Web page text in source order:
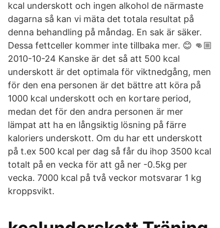
kcal underskott och ingen alkohol de närmaste
dagarna så kan vi mäta det totala resultat på
denna behandling på måndag. En sak är säker.
Dessa fettceller kommer inte tillbaka mer. 😊 👊🏼
2010-10-24 Kanske är det så att 500 kcal
underskott är det optimala för viktnedgång, men
för den ena personen är det bättre att köra på
1000 kcal underskott och en kortare period,
medan det för den andra personen är mer
lämpat att ha en långsiktig lösning på färre
kaloriers underskott. Om du har ett underskott
på t.ex 500 kcal per dag så får du ihop 3500 kcal
totalt på en vecka för att gå ner -0.5kg per
vecka. 7000 kcal på två veckor motsvarar 1 kg
kroppsvikt.